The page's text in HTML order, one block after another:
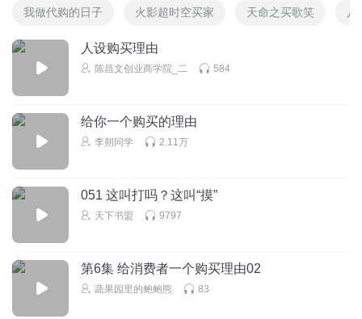
我做代购的日子 火影超时空买家 天命之买歌笑 八
人设购买理由
陈昌文创业商学院_二 584
给你一个购买的理由
李朔同学 2.11万
051 这叫打吗？这叫“摸”
天下书盟 9797
第6集 给消费者一个购买理由02
蔬果园里的鲍鲍熊 83